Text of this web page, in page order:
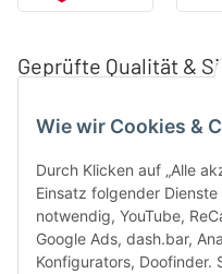
Wie wir Cookies &
Durch Klicken auf „Alle
Einsatz folgender
notwendig, YouTube,
Google Ads, dash.bar,
Konfigurators, Doofinder.
Geprüfte Qualität &